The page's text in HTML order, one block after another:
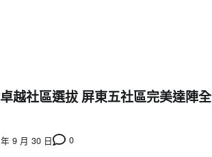
越社區選拔 屏東五社區完美達陣全
9 月 30 日 0